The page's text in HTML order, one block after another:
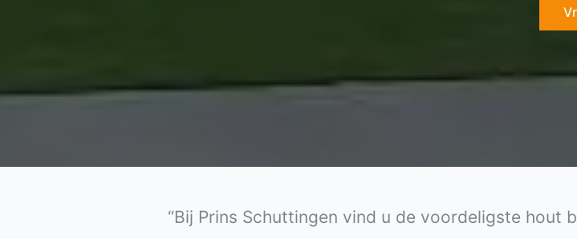
“Bij Prins Schuttingen vind u de voordeligste hout